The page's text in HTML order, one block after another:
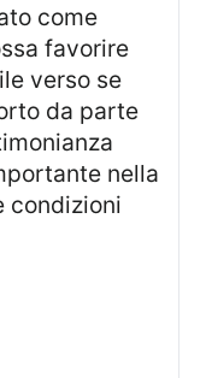
favorire
verso se
da parte
nella
condizioni